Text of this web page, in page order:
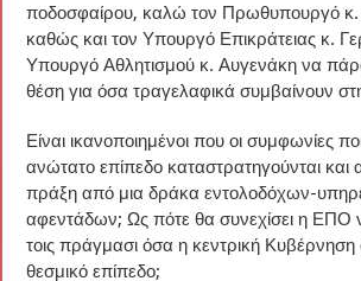
ποδοσφαίρου, καλώ τον Πρωθυπουργό
καθώς και τον Υπουργό Επικράτειας κ.
Υπουργό Αθλητισμού κ. Αυγενάκη να
θέση για όσα τραγελαφικά συμβαίνουν
Είναι ικανοποιημένοι που οι συμφωνίες
ανώτατο επίπεδο καταστρατηγούνται και
πράξη από μια δράκα εντολοδόχων-
αφεντάδων; Ως πότε θα συνεχίσει η ΕΠΟ
τοις πράγμασι όσα η κεντρική
θεσμικό επίπεδο;